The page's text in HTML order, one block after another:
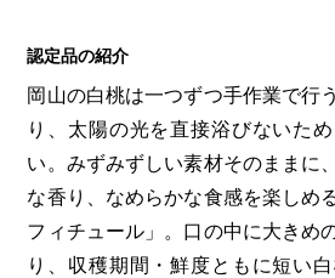
認定品の紹介
岡山の白桃は一つずつ手作業で行
り、太陽の光を直接浴びないた
い。みずみずしい素材そのままに
な香り、なめらかな食感を楽しめ
フィチュール」。口の中に大きめ
り、収穫期間・鮮度ともに短い